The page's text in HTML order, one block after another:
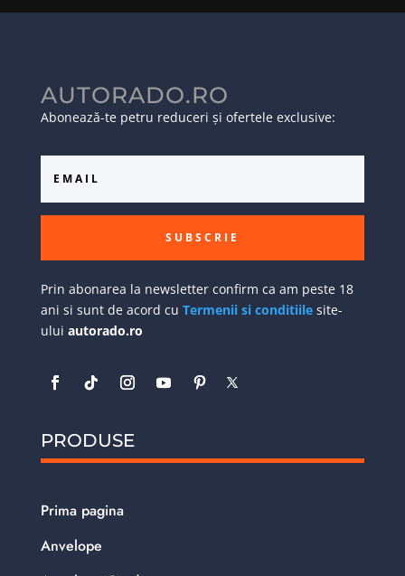
AUTORADO.RO
Abonează-te petru reduceri și ofertele exclusive:
SUBSCRIE
Prin abonarea la newsletter confirm ca am peste 18
ani si sunt de acord cu Termenii si conditiilesite-
ului autorado.ro
PRODUSE
Prima pagina
Anvelope